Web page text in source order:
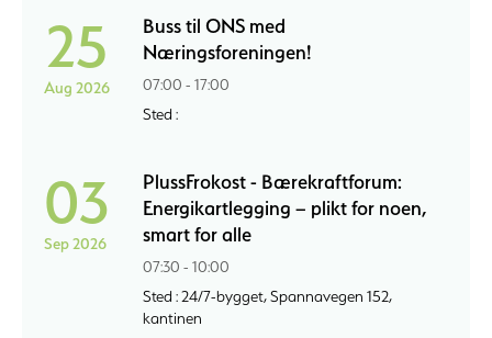
25
Aug 2026
Buss til ONS med
Næringsforeningen!
07:00 - 17:00
Sted :
03
Sep 2026
PlussFrokost - Bærekraftforum:
Energikartlegging – plikt for noen,
smart for alle
07:30 - 10:00
Sted : 24/7-bygget, Spannavegen 152,
kantinen